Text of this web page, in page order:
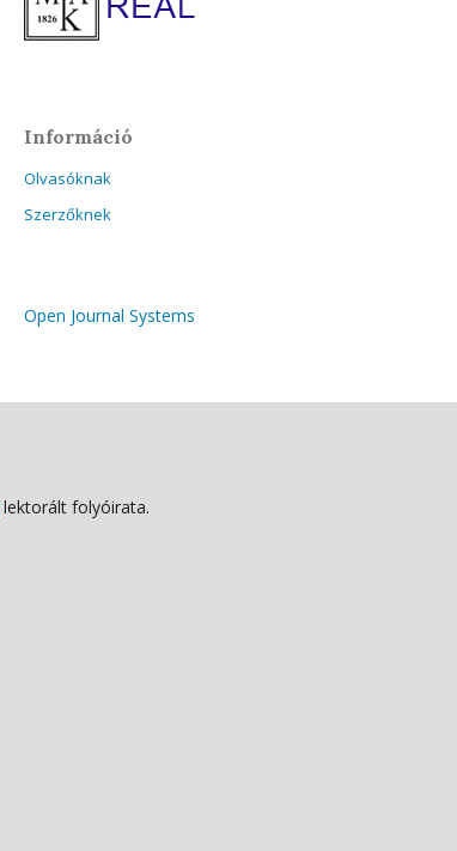
Információ
Olvasóknak
Szerzőknek
Open Journal Systems
lektorált folyóirata.